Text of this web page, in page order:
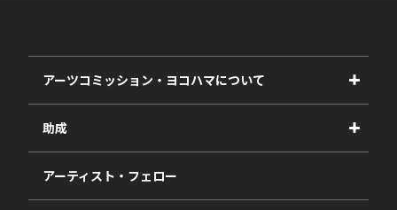
アーツコミッション・ヨコハマについて
事業紹介
事業報告書
助成
2027年度
2026年度
アーティスト・フェロー